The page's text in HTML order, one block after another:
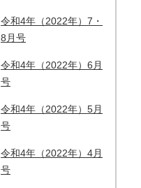
令和4年（2022年）7・
8月号
令和4年（2022年）6月
号
令和4年（2022年）5月
号
令和4年（2022年）4月
号